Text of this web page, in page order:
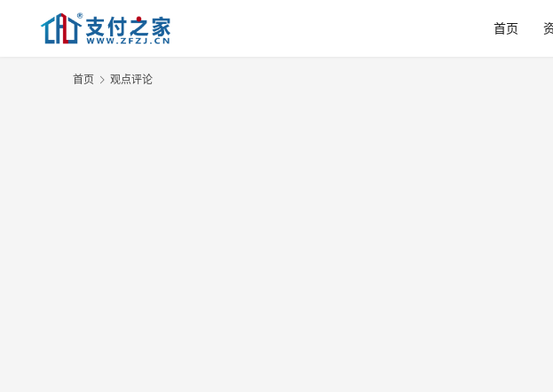
首页
首页 观点评论